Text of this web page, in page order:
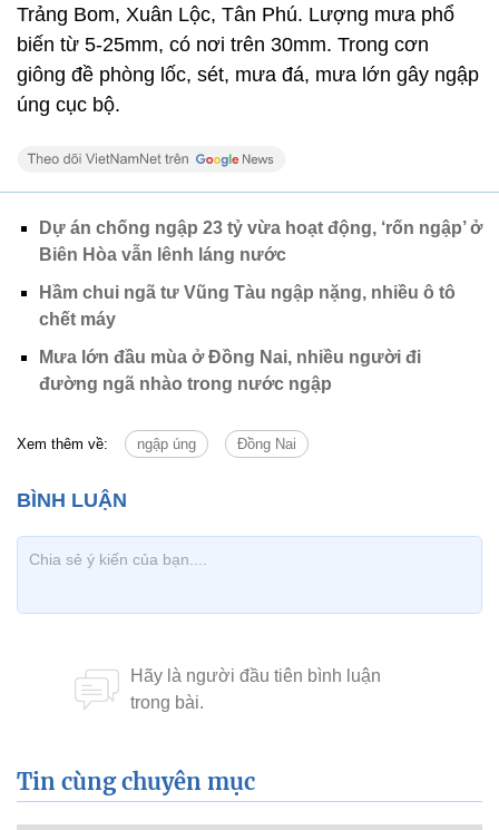
Trảng Bom, Xuân Lộc, Tân Phú. Lượng mưa phổ
biến từ 5-25mm, có nơi trên 30mm. Trong cơn
giông đề phòng lốc, sét, mưa đá, mưa lớn gây ngập
úng cục bộ.
Dự án chống ngập 23 tỷ vừa hoạt động, ‘rốn ngập’ ở
Biên Hòa vẫn lênh láng nước
Hầm chui ngã tư Vũng Tàu ngập nặng, nhiều ô tô
chết máy
Mưa lớn đầu mùa ở Đồng Nai, nhiều người đi
đường ngã nhào trong nước ngập
Xem thêm về: ngập úng Đồng Nai
Tin cùng chuyên mục